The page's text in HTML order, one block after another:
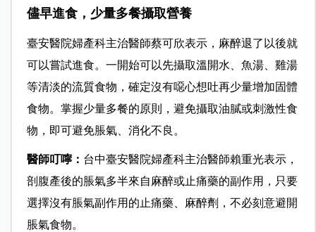
儘早進食，少量多餐攝取營養
臺安醫院婦產科主治醫師蔡可欣表示，麻醉退了以後就
可以嘗試進食。一開始可以先攝取溫開水、魚湯、雞湯
等清淡的流質食物，確定沒有噁心想吐再少量增加固體
食物。掌握少量多餐的原則，避免攝取油膩或刺激性食
物，即可避免脹氣、消化不良。
醫師叮嚀： 台中臺安醫院婦產科主治醫師賴重光表示，
剖腹產後的脹氣多半來自麻醉或止痛藥的副作用，只要
選擇沒有脹氣副作用的止痛藥、麻醉劑，不必刻意避開
脹氣食物。